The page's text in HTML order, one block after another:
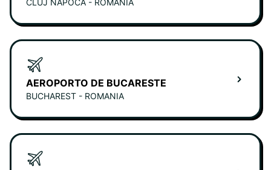
CLUJ NAPOCA - ROMANIA
AEROPORTO DE BUCARESTE
BUCHAREST - ROMANIA